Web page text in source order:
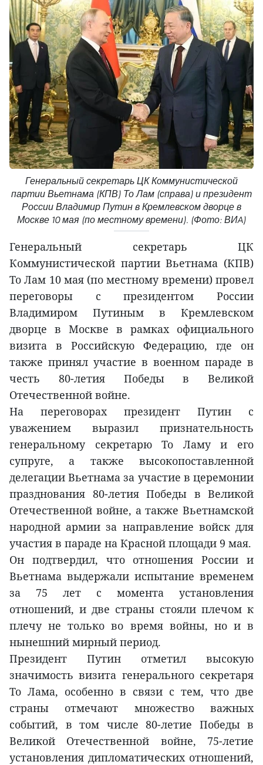
Генеральный секретарь ЦК Коммунистической
партии Вьетнама (КПВ) То Лам (справа) и президент
России Владимир Путин в Кремлевском дворце в
Москве 10 мая (по местному времени). (Фото: ВИA)
Генеральный секретарь ЦК
Коммунистической партии Вьетнама (КПВ)
То Лам 10 мая (по местному времени) провел
переговоры с президентом России
Владимиром Путиным в Кремлевском
дворце в Москве в рамках официального
визита в Российскую Федерацию, где он
также принял участие в военном параде в
честь 80-летия Победы в Великой
Отечественной войне.
На переговорах президент Путин с
уважением выразил признательность
генеральному секретарю То Ламу и его
супруге, а также высокопоставленной
делегации Вьетнама за участие в церемонии
празднования 80-летия Победы в Великой
Отечественной войне, а также Вьетнамской
народной армии за направление войск для
участия в параде на Красной площади 9 мая.
Он подтвердил, что отношения России и
Вьетнама выдержали испытание временем
за 75 лет с момента установления
отношений, и две страны стояли плечом к
плечу не только во время войны, но и в
нынешний мирный период.
Президент Путин отметил высокую
значимость визита генерального секретаря
То Лама, особенно в связи с тем, что две
страны отмечают множество важных
событий, в том числе 80-летие Победы в
Великой Отечественной войне, 75-летие
установления дипломатических отношений,